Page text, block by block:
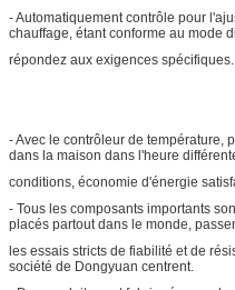
- Automatiquement contrôle pour
chauffage, étant conforme au mode
répondez aux exigences spécifiques.
- Avec le contrôleur de température,
dans la maison dans l'heure
conditions, économie d'énergie
- Tous les composants importants
placés partout dans le monde,
les essais stricts de fiabilité et de
société de Dongyuan centrent.